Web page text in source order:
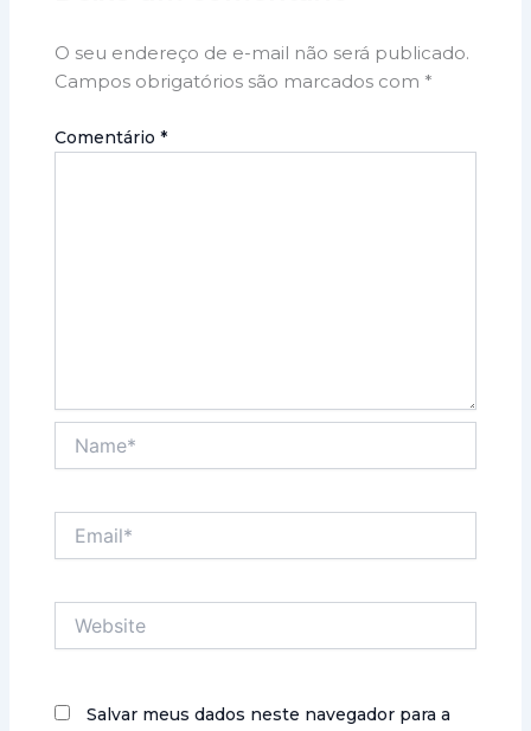
O seu endereço de e-mail não será publicado.
Campos obrigatórios são marcados com *
Comentário *
Salvar meus dados neste navegador para a